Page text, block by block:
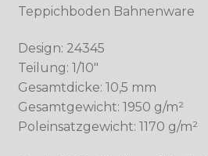
Teppichboden Bahnenware
Design: 24345
Teilung: 1/10″
Gesamtdicke: 10,5 mm
Gesamtgewicht: 1950 g/m²
Poleinsatzgewicht: 1170 g/m²